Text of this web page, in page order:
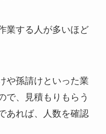
業する人が多いほど
や孫請けといった業
で、見積もりもらう
あれば、人数を確認